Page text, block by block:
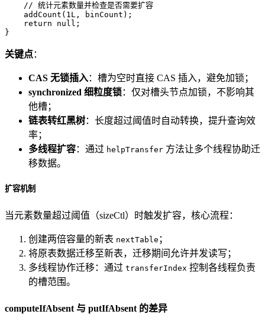
// 统计元素数量并检查是否需要扩容
    addCount(
1L , binCount);
return
null ;
}
关键点：
CAS 无锁插入：槽为空时直接 CAS 插入，避免加锁；
synchronized 细粒度锁 ：仅对槽头节点加锁，不影响其
他槽；
链表转红黑树：长度超过阈值时自动转换，提升查询效
率；
多线程扩容：通过 helpTransfer 方法让多个线程协助迁
移数据。
扩容机制
当元素数量超过阈值（sizeCtl）时触发扩容，核心流程：
创建两倍容量的新表 nextTable ；
将原表数据迁移至新表，迁移期间允许并发读写；
多线程协作迁移：通过 transferIndex 控制各线程负责
的槽范围。
computeIfAbsent 与 putIfAbsent 的差异